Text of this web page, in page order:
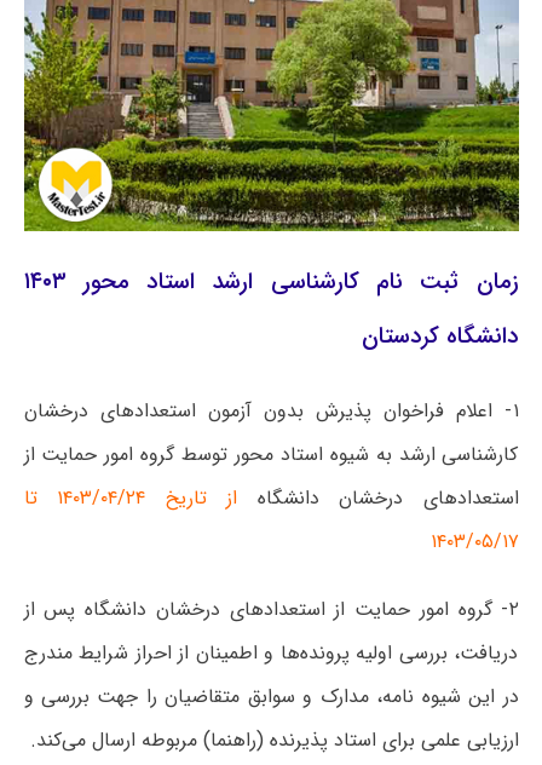
زمان ثبت نام کارشناسی ارشد استاد محور ۱۴۰۳
دانشگاه کردستان
۱- اعلام فراخوان پذیرش بدون آزمون استعدادهای درخشان
کارشناسی ارشد به شیوه استاد محور توسط گروه امور حمایت از
استعدادهای درخشان دانشگاه
از تاریخ ۱۴۰۳/۰۴/۲۴ تا
۱۴۰۳/۰۵/۱۷
۲- گروه امور حمایت از استعدادهای درخشان دانشگاه پس از
دریافت، بررسی اولیه پرونده‌ها و اطمینان از احراز شرایط مندرج
در این شیوه نامه، مدارک و سوابق متقاضیان را جهت بررسی و
ارزیابی علمی برای استاد پذیرنده (راهنما) مربوطه ارسال می‌کند.